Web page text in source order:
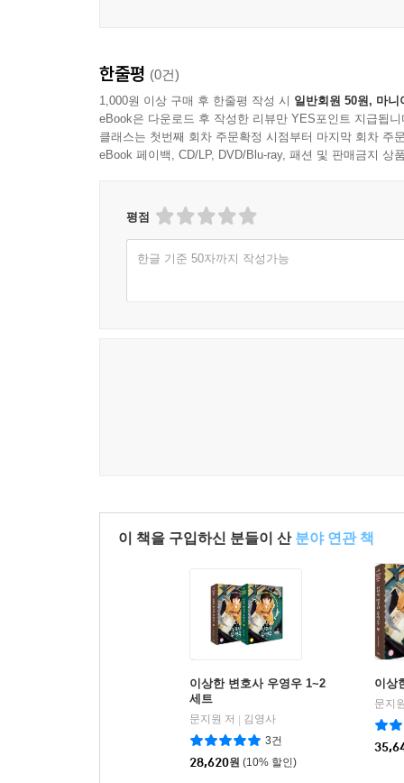
한줄평 (0건)
1,000원 이상 구매 후 한줄평 작성 시 일반회원 50원, 마니
eBook은 다운로드 후 작성한 리뷰만 YES포인트 지급됩니
클래스는 첫번째 회차 주문확정 시점부터 마지막 회차 주
eBook 페이백, CD/LP, DVD/Blu-ray, 패션 및 판매금지 상
평점
한글 기준 50자까지 작성가능
이 책을 구입하신 분들이 산 분야 연관 책
이상한 변호사 우영우 1~2
세트
문지원 저
김영사
3건
28,620원 (10% 할인)
이상
문지